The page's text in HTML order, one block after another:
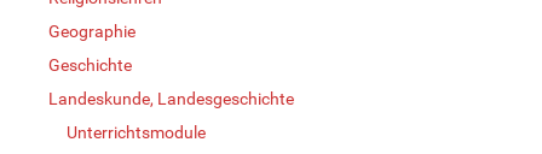
Geographie
Geschichte
Landeskunde, Landesgeschichte
Unterrichtsmodule